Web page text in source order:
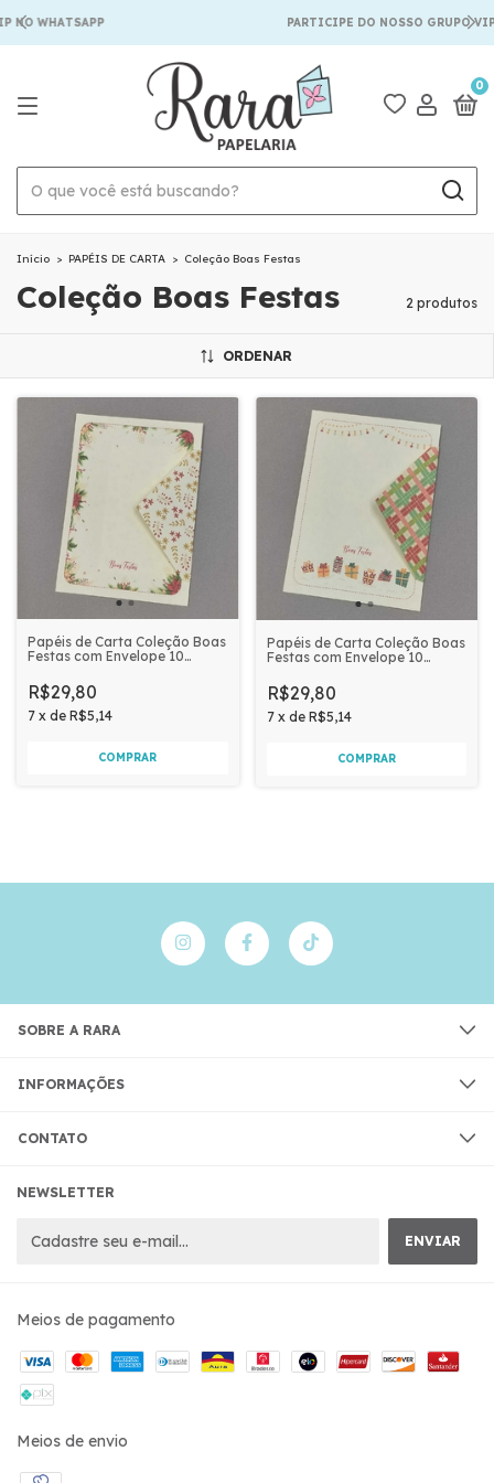
NO WHATSAPP PARTICIPE DO NOSSO GRUPO
0
Início > PAPÉIS DE CARTA > Coleção Boas Festas
Coleção Boas Festas 2 produtos
ORDENAR
Papéis de Carta Coleção Boas
Festas com Envelope 10
VERMELHAS
R$29,80
7 x de R$5,14
Papéis de Carta Coleção Boas
Festas com Envelope 10
XADREZ
R$29,80
7 x de R$5,14
SOBRE A RARA
INFORMAÇÕES
CONTATO
NEWSLETTER
Meios de pagamento
Meios de envio